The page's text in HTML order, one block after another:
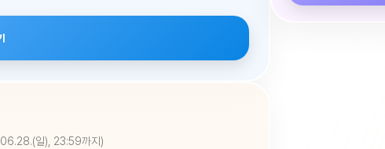
06.28.(일), 23:59까지)